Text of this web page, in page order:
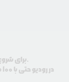
برای شروع معامله، کیف پول خود را به میزان دلخواه شارژ کنید.